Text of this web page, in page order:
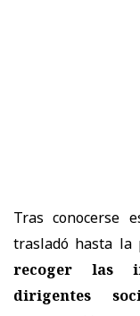
Tras conocerse
trasladó hasta la
recoger las
dirigentes